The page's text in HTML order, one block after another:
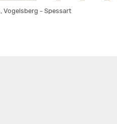
Vogelsberg - Spessart